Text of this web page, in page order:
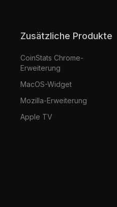
Zusätzliche Produkte
CoinStats Chrome-
Erweiterung
MacOS-Widget
Mozilla-Erweiterung
Apple TV